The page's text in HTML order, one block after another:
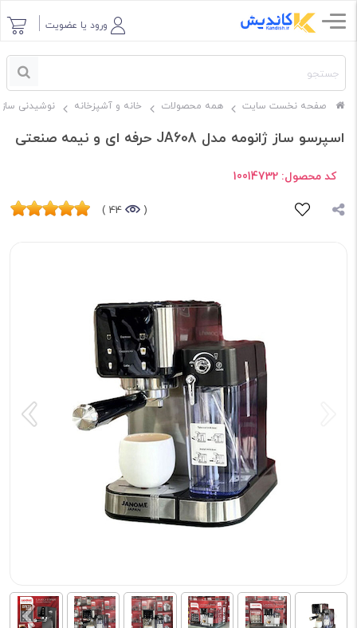
ورود یا عضویت
صفحه نخست سایت همه محصولات خانه و آشپزخانه نوشیدنی ساز
اسپرسو ساز ژانومه مدل JA608 حرفه ای و نیمه صنعتی
کد محصول: 10014732
(
44 )